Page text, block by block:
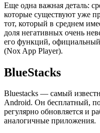
Еще одна важная деталь:
которые существуют уже
тот, который в среднем
доля негативных очень
его функций,
(Nox App Player).
BlueStacks
Bluestacks — самый
Android. Он бесплатный,
регулярно обновляется и
аналогичные приложения.